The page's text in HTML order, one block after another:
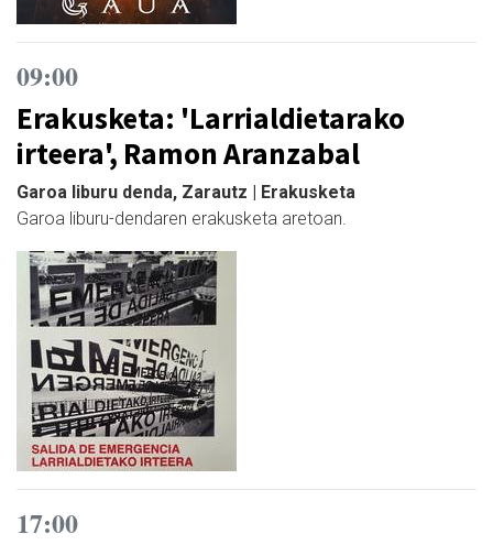
09:00
Erakusketa: 'Larrialdietarako
irteera', Ramon Aranzabal
Garoa liburu denda, Zarautz | Erakusketa
Garoa liburu-dendaren erakusketa aretoan.
17:00